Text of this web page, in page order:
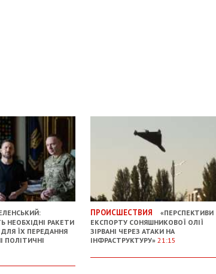
НЕОБХІДНІ РАКЕТИ
ЇХ ПЕРЕДАННЯ
ПОЛІТИЧНІ
ПРОИСШЕСТВИЯ
«ПЕРСПЕКТИВИ
ЕКСПОРТУ СОНЯШНИКОВОЇ ОЛІЇ
ЗІРВАНІ ЧЕРЕЗ АТАКИ НА
ІНФРАСТРУКТУРУ» 21:15